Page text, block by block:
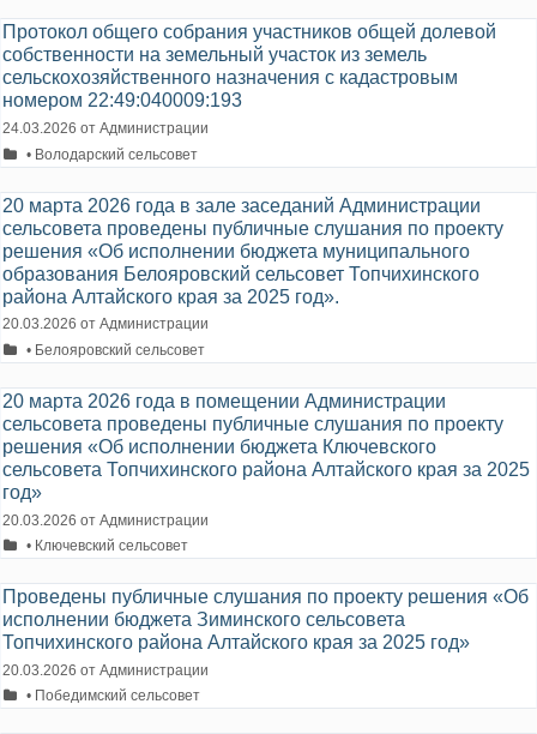
Протокол общего собрания участников общей долевой
собственности на земельный участок из земель
сельскохозяйственного назначения с кадастровым
номером 22:49:040009:193
24.03.2026 от Администрации
Рубрики
• Володарский сельсовет
20 марта 2026 года в зале заседаний Администрации
сельсовета проведены публичные слушания по проекту
решения «Об исполнении бюджета муниципального
образования Белояровский сельсовет Топчихинского
района Алтайского края за 2025 год».
20.03.2026 от Администрации
Рубрики
• Белояровский сельсовет
20 марта 2026 года в помещении Администрации
сельсовета проведены публичные слушания по проекту
решения «Об исполнении бюджета Ключевского
сельсовета Топчихинского района Алтайского края за 2025
год»
20.03.2026 от Администрации
Рубрики
• Ключевский сельсовет
Проведены публичные слушания по проекту решения «Об
исполнении бюджета Зиминского сельсовета
Топчихинского района Алтайского края за 2025 год»
20.03.2026 от Администрации
Рубрики
• Победимский сельсовет